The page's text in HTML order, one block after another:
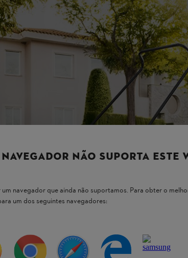
NÃO SUPORTA ESTE
um navegador que ainda não suportamos. Para obter o
um dos seguintes navegadores: